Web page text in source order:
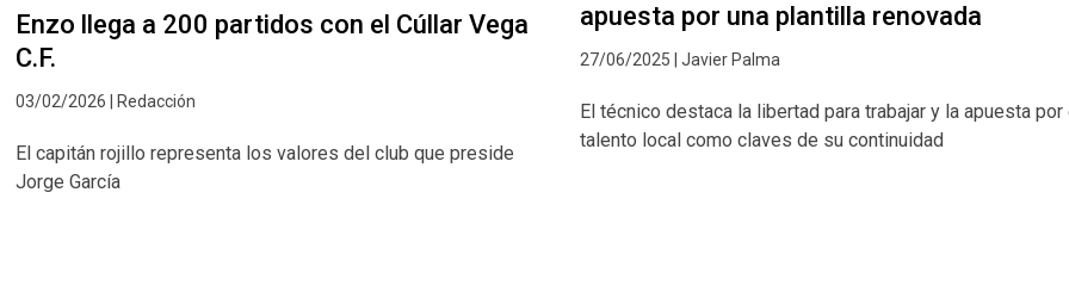
Enzo llega a 200 partidos con el Cúllar Vega
C.F.
03/02/2026 | Redacción
El capitán rojillo representa los valores del club que preside
Jorge García
apuesta por una plantilla renovada
27/06/2025 | Javier Palma
El técnico destaca la libertad para trabajar y la apuesta por
talento local como claves de su continuidad